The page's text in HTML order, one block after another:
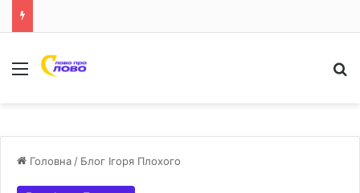
Меню
Головна / Блог Ігоря Плохого